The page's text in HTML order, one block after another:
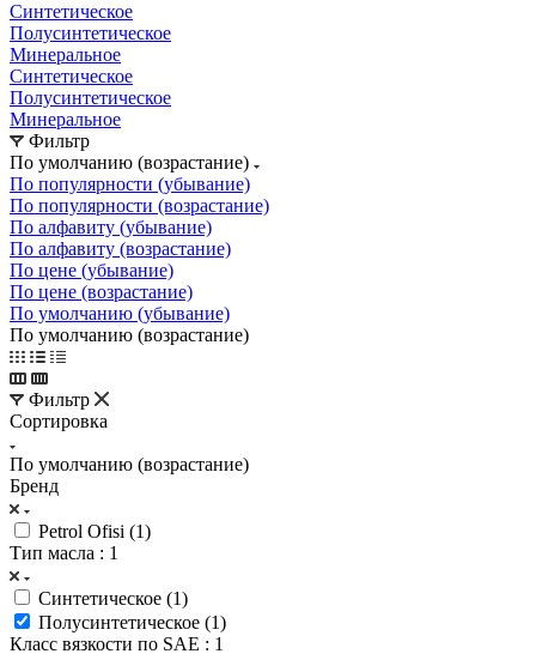
Синтетическое
Полусинтетическое
Минеральное
Синтетическое
Полусинтетическое
Минеральное
Фильтр
По умолчанию (возрастание)
По популярности (убывание)
По популярности (возрастание)
По алфавиту (убывание)
По алфавиту (возрастание)
По цене (убывание)
По цене (возрастание)
По умолчанию (убывание)
По умолчанию (возрастание)
Фильтр
Сортировка
По умолчанию (возрастание)
Бренд
Petrol Ofisi (1)
Тип масла : 1
Синтетическое (1)
Полусинтетическое (1)
Класс вязкости по SAE : 1